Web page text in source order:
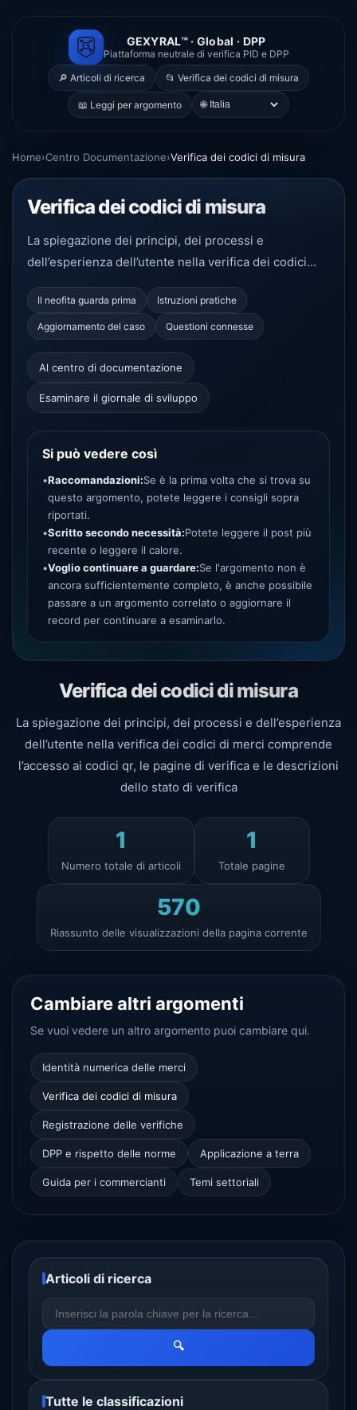
GEXYRAL™ · Global · DPP
Piattaforma neutrale di verifica PID e DPP
🔎 Articoli di ricerca
📂 Verifica dei codici di misura
📖 Leggi per argomento 🌐
Home›Centro Documentazione›Verifica dei codici di misura
Verifica dei codici di misura
La spiegazione dei principi, dei processi e
dell’esperienza dell’utente nella verifica dei codici...
Il neofita guarda prima Istruzioni pratiche
Aggiornamento del caso Questioni connesse
Al centro di documentazione
Esaminare il giornale di sviluppo
Si può vedere così
•Raccomandazioni:Se è la prima volta che si trova su
questo argomento, potete leggere i consigli sopra
riportati.
•Scritto secondo necessità:Potete leggere il post più
recente o leggere il calore.
•Voglio continuare a guardare:Se l'argomento non è
ancora sufficientemente completo, è anche possibile
passare a un argomento correlato o aggiornare il
record per continuare a esaminarlo.
Verifica dei codici di misura
La spiegazione dei principi, dei processi e dell’esperienza
dell’utente nella verifica dei codici di merci comprende
l’accesso ai codici qr, le pagine di verifica e le descrizioni
dello stato di verifica
1
Numero totale di articoli
1
Totale pagine
570
Riassunto delle visualizzazioni della pagina corrente
Cambiare altri argomenti
Se vuoi vedere un altro argomento puoi cambiare qui.
Identità numerica delle merci
Verifica dei codici di misura
Registrazione delle verifiche
DPP e rispetto delle norme Applicazione a terra
Guida per i commercianti Temi settoriali
Articoli di ricerca
🔍
Tutte le classificazioni